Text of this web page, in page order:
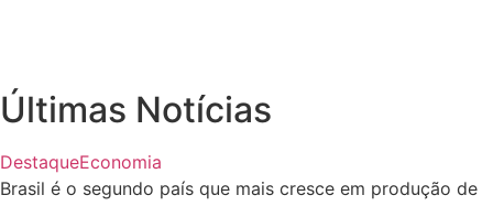
Últimas Notícias
DestaqueEconomia
Brasil é o segundo país que mais cresce em produção de